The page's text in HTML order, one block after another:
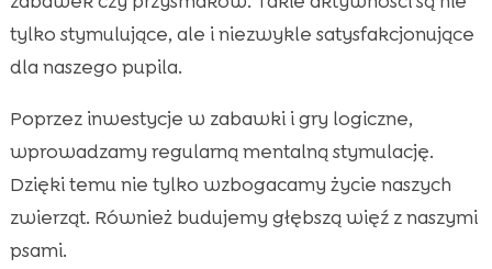
tylko stymulujące, ale i niezwykle satysfakcjonujące
dla naszego pupila.
Poprzez inwestycje w zabawki i gry logiczne,
wprowadzamy regularną mentalną stymulację.
Dzięki temu nie tylko wzbogacamy życie naszych
zwierząt. Również budujemy głębszą więź z naszymi
psami.